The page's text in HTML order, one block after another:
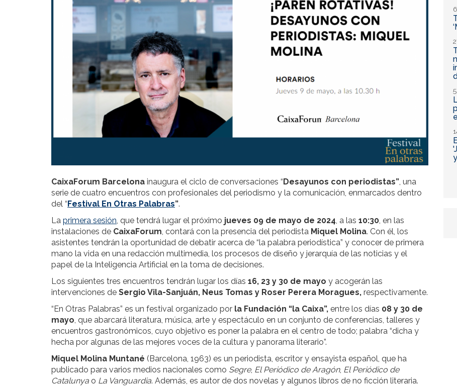
CaixaForum Barcelona inaugura el ciclo de conversaciones “Desayunos con periodistas”, una
serie de cuatro encuentros con profesionales del periodismo y la comunicación, enmarcados dentro
del “Festival En Otras Palabras”.
La primera sesión, que tendrá lugar el próximo jueves 09 de mayo de 2024, a las 10:30, en las
instalaciones de CaixaForum, contará con la presencia del periodista Miquel Molina. Con él, los
asistentes tendrán la oportunidad de debatir acerca de “la palabra periodística” y conocer de primera
mano la vida en una redacción multimedia, los procesos de diseño y jerarquía de las noticias y el
papel de la Inteligencia Artificial en la toma de decisiones.
Los siguientes tres encuentros tendrán lugar los días 16, 23 y 30 de mayo y acogerán las
intervenciones de Sergio Vila-Sanjuán, Neus Tomas y Roser Perera Moragues, respectivamente.
“En Otras Palabras” es un festival organizado por la Fundación “la Caixa”, entre los días 08 y 30 de
mayo, que abarcará literatura, música, arte y espectáculo en un conjunto de conferencias, talleres y
encuentros gastronómicos, cuyo objetivo es poner la palabra en el centro de todo; palabra “dicha y
hecha por algunas de las mejores voces de la cultura y panorama literario”.
Miquel Molina Muntané (Barcelona, 1963) es un periodista, escritor y ensayista español, que ha
publicado para varios medios nacionales como Segre, El Periódico de Aragón, El Periódico de
Catalunya o La Vanguardia. Además, es autor de dos novelas y algunos libros de no ficción literaria.